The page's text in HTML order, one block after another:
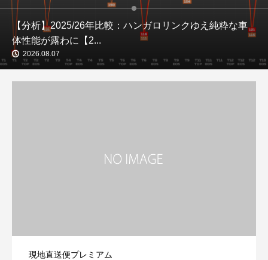
【分析】2025/26年比較：ハンガロリンクゆえ純粋な車
体性能が露わに【2...
2026.08.07
現地直送便プレミアム